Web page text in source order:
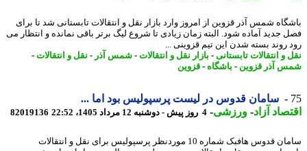
شمس آذر قزوین از امروز وارد بازار نقل و انتقالات تابستانی شد تا برای
جدید آماده شود. البته زمان زیادی تا شروع لیگ برتر باقی نمانده و انتظار می
روند بسته شدن این تیم قزوینی ...
و انتقالات تابستانی-بازار نقل و انتقالات-شمس آذر- نقل و انتقالات-
آذر قزوین -باشگاه-قزوین
سامان قدوس در لیست پرسپولیس بود اما ...
آزاد - ورزشی-4 روز پیش - دوشنبه 12 مرداد 1405، 22:52 82019136
سامان قدوس هافبک شماره 10 موردنظر پرسپولیس برای نقل و انتقالات